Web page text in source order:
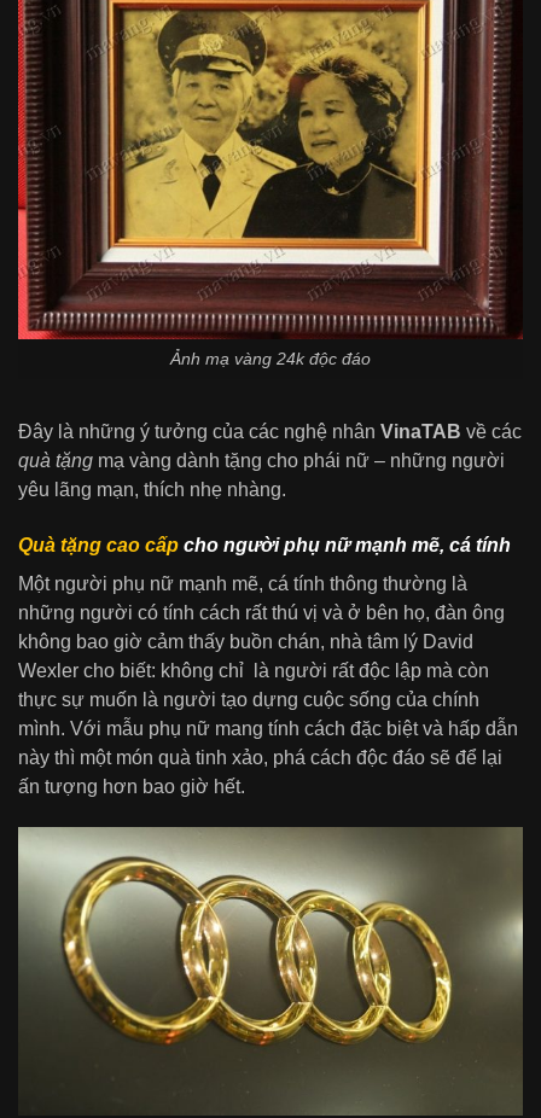
Ảnh mạ vàng 24k độc đáo
Đây là những ý tưởng của các nghệ nhân VinaTAB về các
quà tặng mạ vàng dành tặng cho phái nữ – những người
yêu lãng mạn, thích nhẹ nhàng.
Quà tặng cao cấp cho người phụ nữ mạnh mẽ, cá tính
Một người phụ nữ mạnh mẽ, cá tính thông thường là
những người có tính cách rất thú vị và ở bên họ, đàn ông
không bao giờ cảm thấy buồn chán, nhà tâm lý David
Wexler cho biết: không chỉ là người rất độc lập mà còn
thực sự muốn là người tạo dựng cuộc sống của chính
mình. Với mẫu phụ nữ mang tính cách đặc biệt và hấp dẫn
này thì một món quà tinh xảo, phá cách độc đáo sẽ để lại
ấn tượng hơn bao giờ hết.